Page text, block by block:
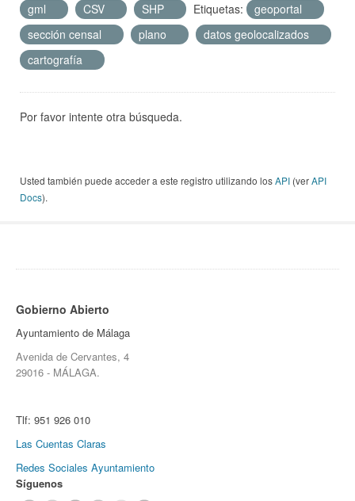
gml
CSV SHP Etiquetas:
geoportal
sección censal
plano
datos geolocalizados
cartografía
Por favor intente otra búsqueda.
Usted también puede acceder a este registro utilizando losAPI (verAPI
Docs).
Gobierno Abierto
Ayuntamiento de Málaga
Avenida de Cervantes, 4
29016 - MÁLAGA.
Tlf: 951 926 010
Las Cuentas Claras
Redes Sociales Ayuntamiento
Síguenos